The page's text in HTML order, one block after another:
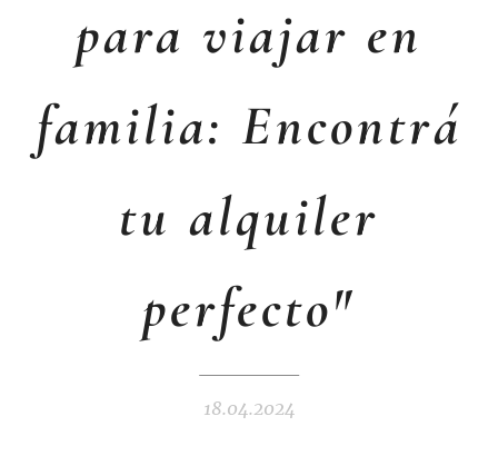
para viajar en
familia: Encontrá
tu alquiler
perfecto"
18.04.2024